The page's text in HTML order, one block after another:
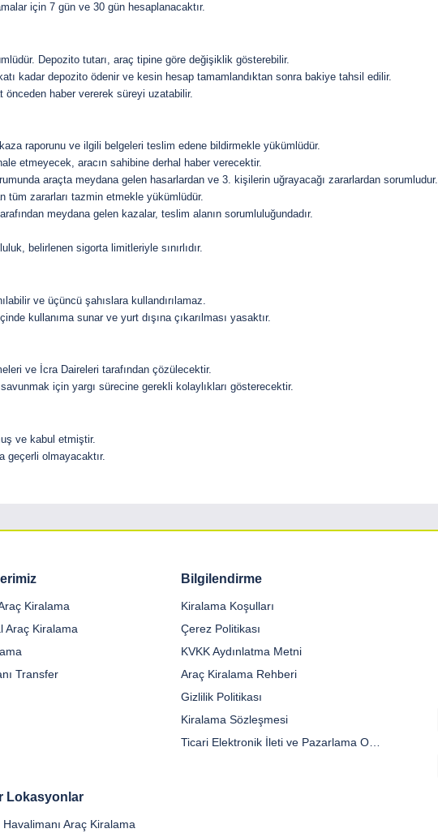
için 7 gün ve 30 gün hesaplanacaktır.
Depozito tutarı, araç tipine göre değişiklik gösterebilir.
kadar depozito ödenir ve kesin hesap tamamlandıktan sonra bakiye tahsil edilir.
önceden haber vererek süreyi uzatabilir.
raporunu ve ilgili belgeleri teslim edene bildirmekle yükümlüdür.
etmeyecek, aracın sahibine derhal haber verecektir.
araçta meydana gelen hasarlardan ve 3. kişilerin uğrayacağı zararlardan sorumludur.
tüm zararları tazmin etmekle yükümlüdür.
meydana gelen kazalar, teslim alanın sorumluluğundadır.
belirlenen sigorta limitleriyle sınırlıdır.
ve üçüncü şahıslara kullandırılamaz.
kullanıma sunar ve yurt dışına çıkarılması yasaktır.
ve İcra Daireleri tarafından çözülecektir.
için yargı sürecine gerekli kolaylıkları gösterecektir.
ve kabul etmiştir.
geçerli olmayacaktır.
Kiralama
Araç Kiralama
Transfer
Bilgilendirme
Kiralama Koşulları
Çerez Politikası
KVKK Aydınlatma Metni
Araç Kiralama Rehberi
Gizlilik Politikası
Kiralama Sözleşmesi
Ticari Elektronik İleti ve Pazarlama Onay Formu
Lokasyonlar
Araç Kiralama